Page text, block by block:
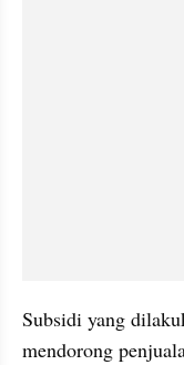
Subsidi yang
mendorong